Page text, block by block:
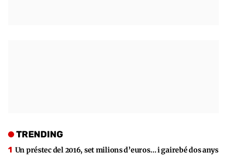
TRENDING
Un préstec del 2016, set milions d’euros… i gairebé dos anys